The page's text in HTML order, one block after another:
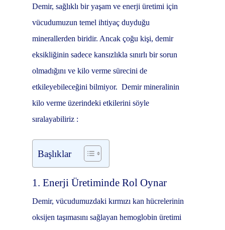
Demir, sağlıklı bir yaşam ve enerji üretimi için
vücudumuzun temel ihtiyaç duyduğu
minerallerden biridir. Ancak çoğu kişi, demir
eksikliğinin sadece kansızlıkla sınırlı bir sorun
olmadığını ve kilo verme sürecini de
etkileyebileceğini bilmiyor. Demir mineralinin
kilo verme üzerindeki etkilerini söyle
sıralayabiliriz :
Başlıklar
1. Enerji Üretiminde Rol Oynar
Demir, vücudumuzdaki kırmızı kan hücrelerinin
oksijen taşımasını sağlayan hemoglobin üretimi